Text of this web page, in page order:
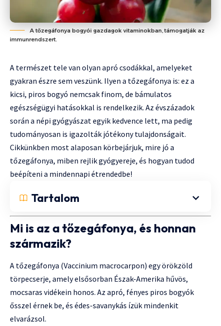
A tőzegáfonya bogyói gazdagok vitaminokban, támogatják az
immunrendszert.
A természet tele van olyan apró csodákkal, amelyeket
gyakran észre sem veszünk. Ilyen a tőzegáfonya is: ez a
kicsi, piros bogyó nemcsak finom, de bámulatos
egészségügyi hatásokkal is rendelkezik. Az évszázadok
során a népi gyógyászat egyik kedvence lett, ma pedig
tudományosan is igazolták jótékony tulajdonságait.
Cikkünkben most alaposan körbejárjuk, mire jó a
tőzegáfonya, miben rejlik gyógyereje, és hogyan tudod
beépíteni a mindennapi étrendedbe!
Tartalom
Mi is az a tőzegáfonya, és honnan
származik?
A tőzegáfonya (Vaccinium macrocarpon) egy örökzöld
törpecserje, amely elsősorban Észak-Amerika hűvös,
mocsaras vidékein honos. Az apró, fényes piros bogyók
ősszel érnek be, és édes-savanykás ízük mindenkit
elvarázsol.